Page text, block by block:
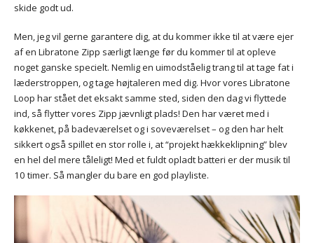
skide godt ud.
Men, jeg vil gerne garantere dig, at du kommer ikke til at være ejer
af en Libratone Zipp særligt længe før du kommer til at opleve
noget ganske specielt. Nemlig en uimodståelig trang til at tage fat i
læderstroppen, og tage højtaleren med dig. Hvor vores Libratone
Loop har stået det eksakt samme sted, siden den dag vi flyttede
ind, så flytter vores Zipp jævnligt plads! Den har været med i
køkkenet, på badeværelset og i soveværelset – og den har helt
sikkert også spillet en stor rolle i, at “projekt hækkeklipning” blev
en hel del mere tåleligt! Med et fuldt opladt batteri er der musik til
10 timer. Så mangler du bare en god playliste.